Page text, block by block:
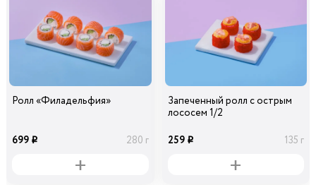
Ролл «Филадельфия»
699 i 280 г
Запеченный ролл с острым
лососем 1/2
259 i 135 г